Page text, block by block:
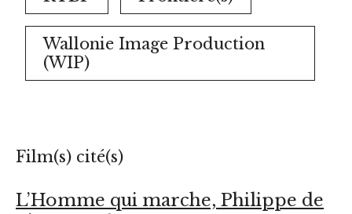
Wallonie Image Production
(WIP)
Film(s) cité(s)
L’Homme qui marche, Philippe de